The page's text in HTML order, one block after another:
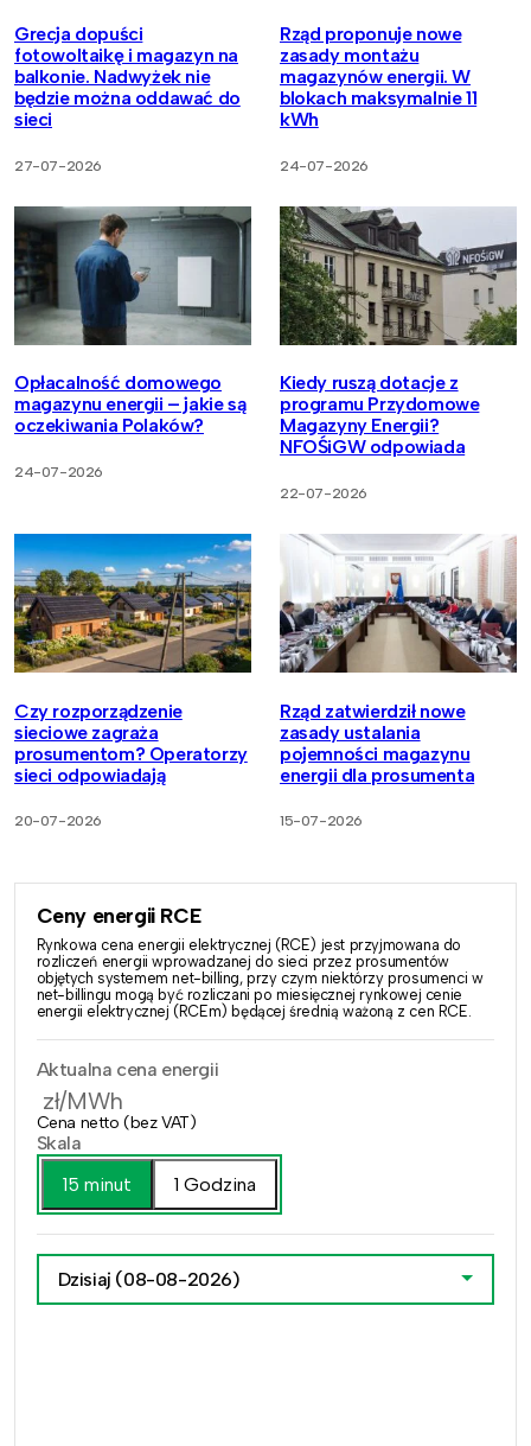
Grecja dopuści
fotowoltaikę i magazyn na
balkonie. Nadwyżek nie
będzie można oddawać do
sieci
27-07-2026
Rząd proponuje nowe
zasady montażu
magazynów energii. W
blokach maksymalnie 11
kWh
24-07-2026
Opłacalność domowego
magazynu energii – jakie są
oczekiwania Polaków?
24-07-2026
Kiedy ruszą dotacje z
programu Przydomowe
Magazyny Energii?
NFOŚiGW odpowiada
22-07-2026
Czy rozporządzenie
sieciowe zagraża
prosumentom? Operatorzy
sieci odpowiadają
20-07-2026
Rząd zatwierdził nowe
zasady ustalania
pojemności magazynu
energii dla prosumenta
15-07-2026
Ceny energii RCE
Rynkowa cena energii elektrycznej (RCE) jest przyjmowana do
rozliczeń energii wprowadzanej do sieci przez prosumentów
objętych systemem net-billing, przy czym niektórzy prosumenci w
net-billingu mogą być rozliczani po miesięcznej rynkowej cenie
energii elektrycznej (RCEm) będącej średnią ważoną z cen RCE.
Aktualna cena energii
zł/MWh
Cena netto (bez VAT)
Skala
15 minut
1 Godzina
Dzisiaj (08-08-2026)